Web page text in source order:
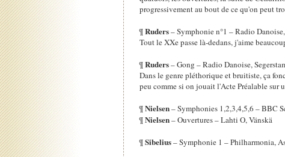
progressivement au bout de ce qu'on peut
¶Ruders– Symphonie n°1 – Radio
Tout le XXe passe là-dedans, j'aime
¶Ruders– Gong – Radio Danoise,
Dans le genre pléthorique et bruitiste, ça
peu comme si on jouait l'Acte Préalable sur
¶Nielsen– Symphonies 1,2,3,4,5,6 – BBC
¶Nielsen– Ouvertures – Lahti O, Vänskä
¶Sibelius– Symphonie 1 – Philharmonia,